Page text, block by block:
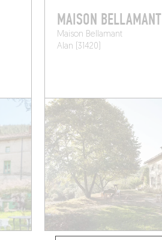
MAISON BELLAMANT
Maison Bellamant
Alan (31420)